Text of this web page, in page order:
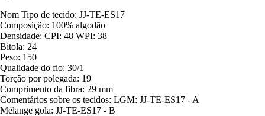
Nom Tipo de tecido: JJ-TE-ES17
Composição: 100% algodão
Densidade: CPI: 48 WPI: 38
Bitola: 24
Peso: 150
Qualidade do fio: 30/1
Torção por polegada: 19
Comprimento da fibra: 29 mm
Comentários sobre os tecidos: LGM: JJ-TE-ES17 - A
Mélange gola: JJ-TE-ES17 - B